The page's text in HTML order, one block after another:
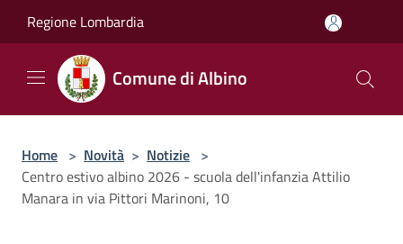
Regione Lombardia
Comune di Albino
Home > Novità > Notizie >
Centro estivo albino 2026 - scuola dell'infanzia Attilio
Manara in via Pittori Marinoni, 10